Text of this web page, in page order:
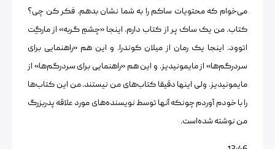
می‌خوام که محتویات ساکم را به شما نشان بدهم. فکر کن چی؟
کتاب. من یک ساک پر از کتاب دارم. اینجا «چشمِ گربه» از مارگِت
اتوود. اینجا یک رمان از میلان کوندرا. و این هم «راهنمایی برای
سردرگم‌ها» از مایمونیدیز. و این هم «راهنمایی برای سردرگم‌ها» از
مایمونیدیز. ولی اینها دقیقا کتاب‌های من نیستند. من این کتاب‌ها
را با خودم آوردم چونکه آنها توسط نویسنده‌های مورد علاقه پدربزرگ
من نوشته شده‌است.